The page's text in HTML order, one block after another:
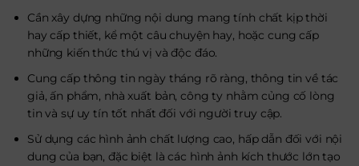
Cần xây dựng những nội dung mang tính chất kịp thời
hay cấp thiết, kể một câu chuyện hay, hoặc cung cấp
những kiến thức thú vị và độc đáo.
Cung cấp thông tin ngày tháng rõ ràng, thông tin về tác
giả, ấn phẩm, nhà xuất bản, công ty nhằm củng cố lòng
tin và sự uy tín tốt nhất đối với người truy cập.
Sử dụng các hình ảnh chất lượng cao, hấp dẫn đối với nội
dung của bạn, đặc biệt là các hình ảnh kích thước lớn tạo